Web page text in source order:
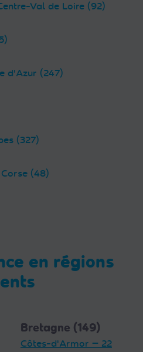
Val de Loire (92)
d'Azur (247)
(327)
Corse (48)
en régions
Bretagne (149)
Côtes-d'Armor — 22